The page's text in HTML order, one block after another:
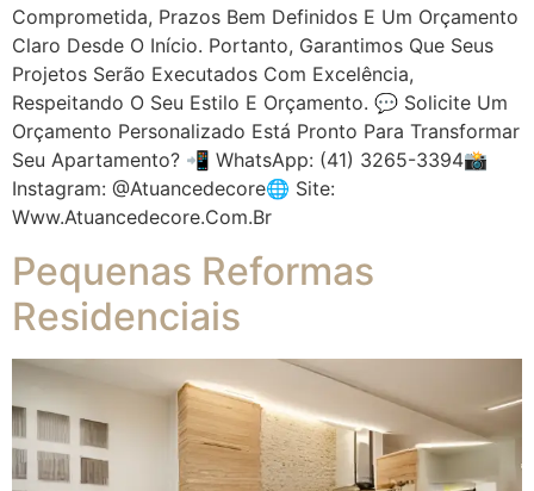
Comprometida, Prazos Bem Definidos E Um Orçamento
Claro Desde O Início. Portanto, Garantimos Que Seus
Projetos Serão Executados Com Excelência,
Respeitando O Seu Estilo E Orçamento. 💬 Solicite Um
Orçamento Personalizado Está Pronto Para Transformar
Seu Apartamento? 📲 WhatsApp: (41) 3265-3394📸
Instagram: @atuancedecore🌐 Site:
Www.atuancedecore.com.br
Pequenas Reformas
Residenciais